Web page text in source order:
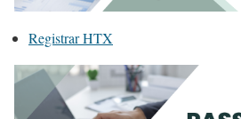
Registrar HTX